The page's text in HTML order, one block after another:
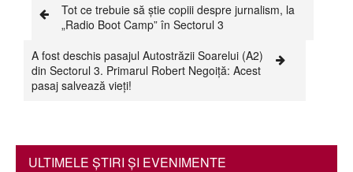
Tot ce trebuie să știe copiii despre jurnalism, la
„Radio Boot Camp” în Sectorul 3
A fost deschis pasajul Autostrăzii Soarelui (A2)
din Sectorul 3. Primarul Robert Negoiță: Acest
pasaj salvează vieți!
ULTIMELE ŞTIRI ŞI EVENIMENTE